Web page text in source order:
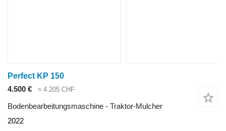
Perfect KP 150
4.500 €
≈ 4.205 CHF
Bodenbearbeitungsmaschine - Traktor-Mulcher
2022